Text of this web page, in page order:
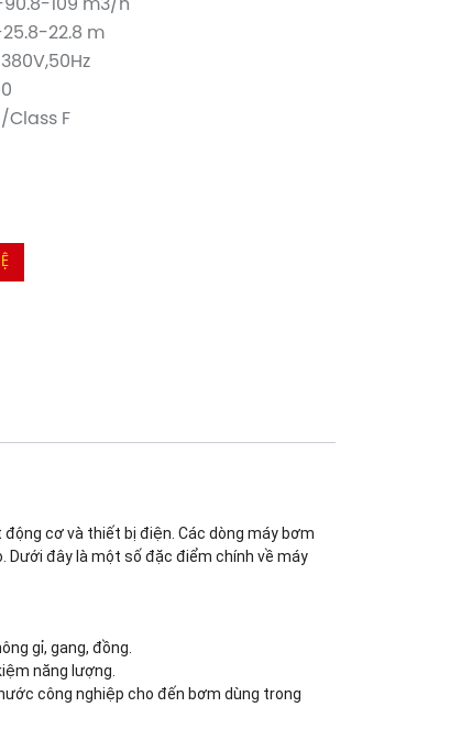
90.8-109 m3/h
25.8-22.8 m
/Class F
cơ và thiết bị điện. Các dòng máy bơm
Dưới đây là một số đặc điểm chính về máy
gỉ, gang, đồng.
năng lượng.
công nghiệp cho đến bơm dùng trong